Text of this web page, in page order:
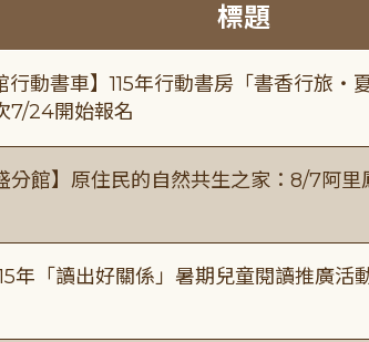
標題
行動書車】115年行動書房「書香行旅・
7/24開始報名
分館】原住民的自然共生之家：8/7阿
年「讀出好關係」暑期兒童閱讀推廣